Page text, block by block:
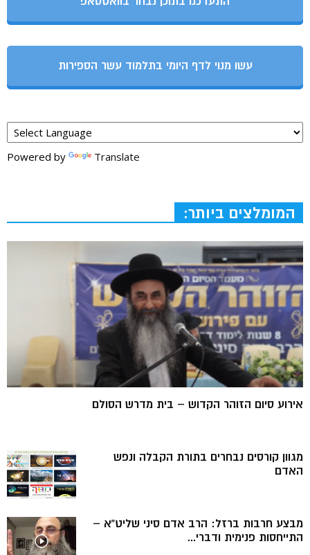
עשו מנוי לדף היומי בתלמוד עשר הספירות
Powered by Translate
המומלצים ביותר:
אירוע סיום הזוהר הקדוש – בית מדרש הסולם
מגוון קורסים נבחרים בתורת הקבלה ונפש
האדם
מבצע חרבות ברזל: הרב אדם סיני שליט”א –
התייחסות פנימית ודברי...